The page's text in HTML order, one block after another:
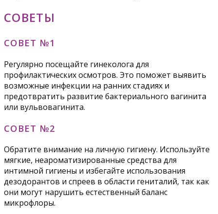
СОВЕТЫ
СОВЕТ №1
Регулярно посещайте гинеколога для
профилактических осмотров. Это поможет выявить
возможные инфекции на ранних стадиях и
предотвратить развитие бактериального вагинита
или вульвовагинита.
СОВЕТ №2
Обратите внимание на личную гигиену. Используйте
мягкие, неароматизированные средства для
интимной гигиены и избегайте использования
дезодорантов и спреев в области гениталий, так как
они могут нарушить естественный баланс
микрофлоры.